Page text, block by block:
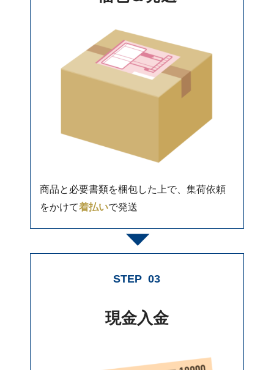
商品と必要書類を梱包した上で、集荷依頼
をかけて着払いで発送
STEP 03
現金入金